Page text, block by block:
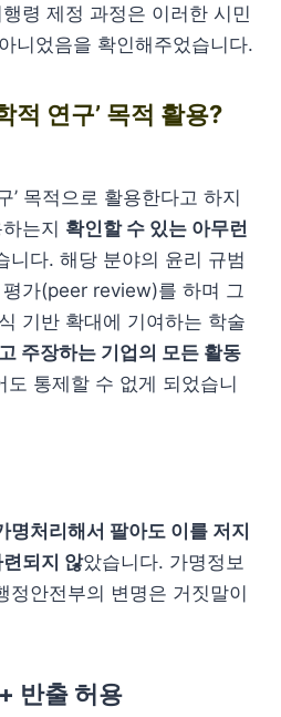
령 제정 과정은 이러한 시민
니었음을 확인해주었습니다.
적 연구’ 목적 활용?
’ 목적으로 활용한다고 하지
는지 확인할 수 있는 아무런
니다. 해당 분야의 윤리 규범
가(peer review)를 하며 그
기반 확대에 기여하는 학술
주장하는 기업의 모든 활동
도 통제할 수 없게 되었습니
명처리해서 팔아도 이를 저지
되지 않았습니다. 가명정보
정안전부의 변명은 거짓말이
반출 허용